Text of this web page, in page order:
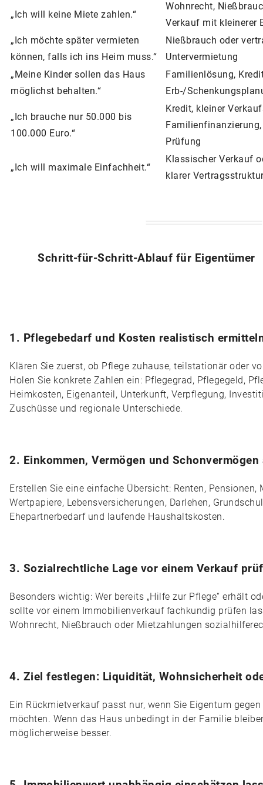
„Ich will keine Miete zahlen.“
Wohnrecht,
Verkauf mit kleinerer
„Ich möchte später vermieten
können, falls ich ins Heim muss.“
Nießbrauch oder
Untervermietung
„Meine Kinder sollen das Haus
möglichst behalten.“
Familienlösung,
Erb-/
„Ich brauche nur 50.000 bis
100.000 Euro.“
Kredit, kleiner
Prüfung
„Ich will maximale Einfachheit.“
Klassischer Verkauf
klarer
Schritt-für-Schritt-Ablauf für Eigentümer
1. Pflegebedarf und Kosten realistisch
Klären Sie zuerst, ob Pflege zuhause, teilstationär oder
Holen Sie konkrete Zahlen ein: Pflegegrad, Pflegegeld,
Heimkosten, Eigenanteil, Unterkunft, Verpflegung,
Zuschüsse und regionale Unterschiede.
2. Einkommen, Vermögen und
Erstellen Sie eine einfache Übersicht: Renten, Pensionen,
Wertpapiere, Lebensversicherungen, Darlehen,
Ehepartnerbedarf und laufende Haushaltskosten.
3. Sozialrechtliche Lage vor einem Verkauf
Besonders wichtig: Wer bereits „Hilfe zur Pflege“ erhält
sollte vor einem Immobilienverkauf fachkundig prüfen
Wohnrecht, Nießbrauch oder Mietzahlungen
4. Ziel festlegen: Liquidität, Wohnsicherheit
Ein Rückmietverkauf passt nur, wenn Sie Eigentum
möchten. Wenn das Haus unbedingt in der Familie
möglicherweise besser.